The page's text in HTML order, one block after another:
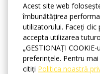
Acest site web
îmbunătățirea
utilizatorului. Faceți clic
accepta utilizarea
„GESTIONAȚI
preferințele. Pentru
citiți Politica noastră